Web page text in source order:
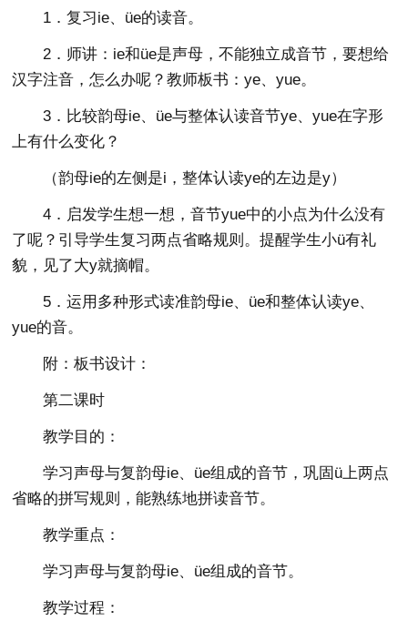
1．复习ie、üe的读音。
2．师讲：ie和üe是声母，不能独立成音节，要想给
汉字注音，怎么办呢？教师板书：ye、yue。
3．比较韵母ie、üe与整体认读音节ye、yue在字形
上有什么变化？
（韵母ie的左侧是i，整体认读ye的左边是y）
4．启发学生想一想，音节yue中的小点为什么没有
了呢？引导学生复习两点省略规则。提醒学生小ü有礼
貌，见了大y就摘帽。
5．运用多种形式读准韵母ie、üe和整体认读ye、
yue的音。
附：板书设计：
第二课时
教学目的：
学习声母与复韵母ie、üe组成的音节，巩固ü上两点
省略的拼写规则，能熟练地拼读音节。
教学重点：
学习声母与复韵母ie、üe组成的音节。
教学过程：